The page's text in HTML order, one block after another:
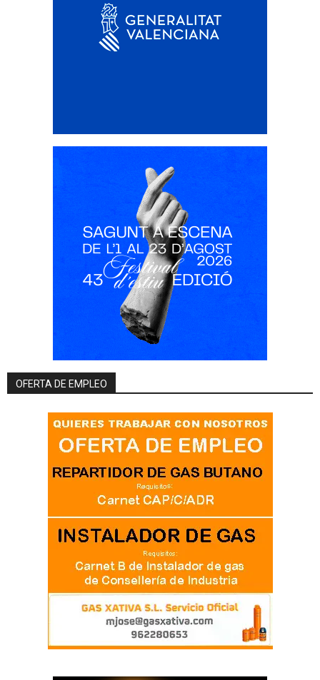
OFERTA DE EMPLEO